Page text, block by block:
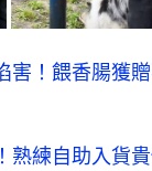
害！餵香腸獲
熟練自助入貨